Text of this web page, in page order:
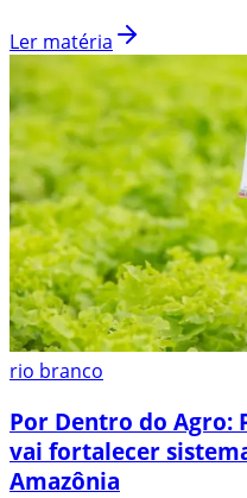
Ler matéria
rio branco
Por Dentro do Agro:
vai fortalecer
Amazônia